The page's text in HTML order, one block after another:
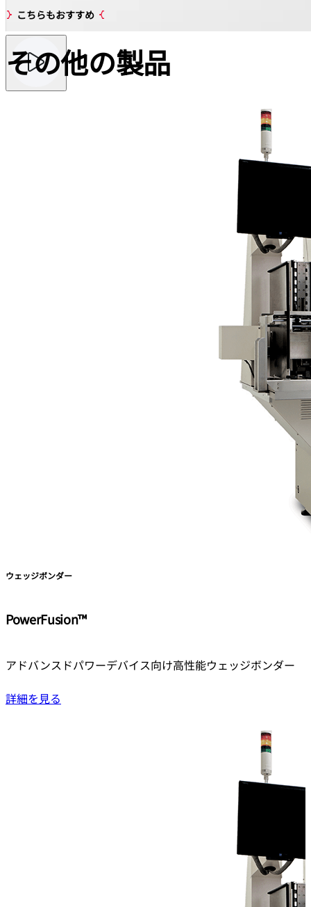
こちらもおすすめ
その他の製品
ウェッジボンダー
PowerFusion™
アドバンスドパワーデバイス向け高性能ウェッジボンダー
詳細を見る